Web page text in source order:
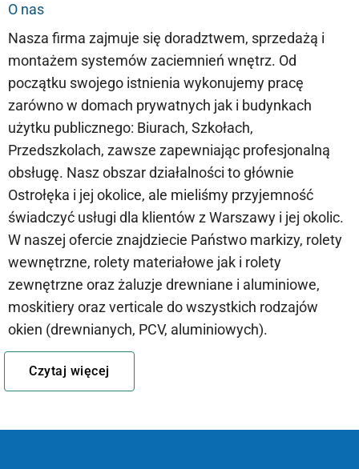
O nas
Nasza firma zajmuje się doradztwem, sprzedażą i
montażem systemów zaciemnień wnętrz. Od
początku swojego istnienia wykonujemy pracę
zarówno w domach prywatnych jak i budynkach
użytku publicznego: Biurach, Szkołach,
Przedszkolach, zawsze zapewniając profesjonalną
obsługę. Nasz obszar działalności to głównie
Ostrołęka i jej okolice, ale mieliśmy przyjemność
świadczyć usługi dla klientów z Warszawy i jej okolic.
W naszej ofercie znajdziecie Państwo markizy, rolety
wewnętrzne, rolety materiałowe jak i rolety
zewnętrzne oraz żaluzje drewniane i aluminiowe,
moskitiery oraz verticale do wszystkich rodzajów
okien (drewnianych, PCV, aluminiowych).
Czytaj więcej